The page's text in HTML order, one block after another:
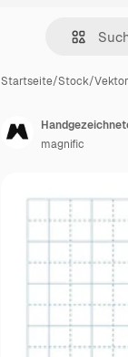
Startseite/Stock/
magnific